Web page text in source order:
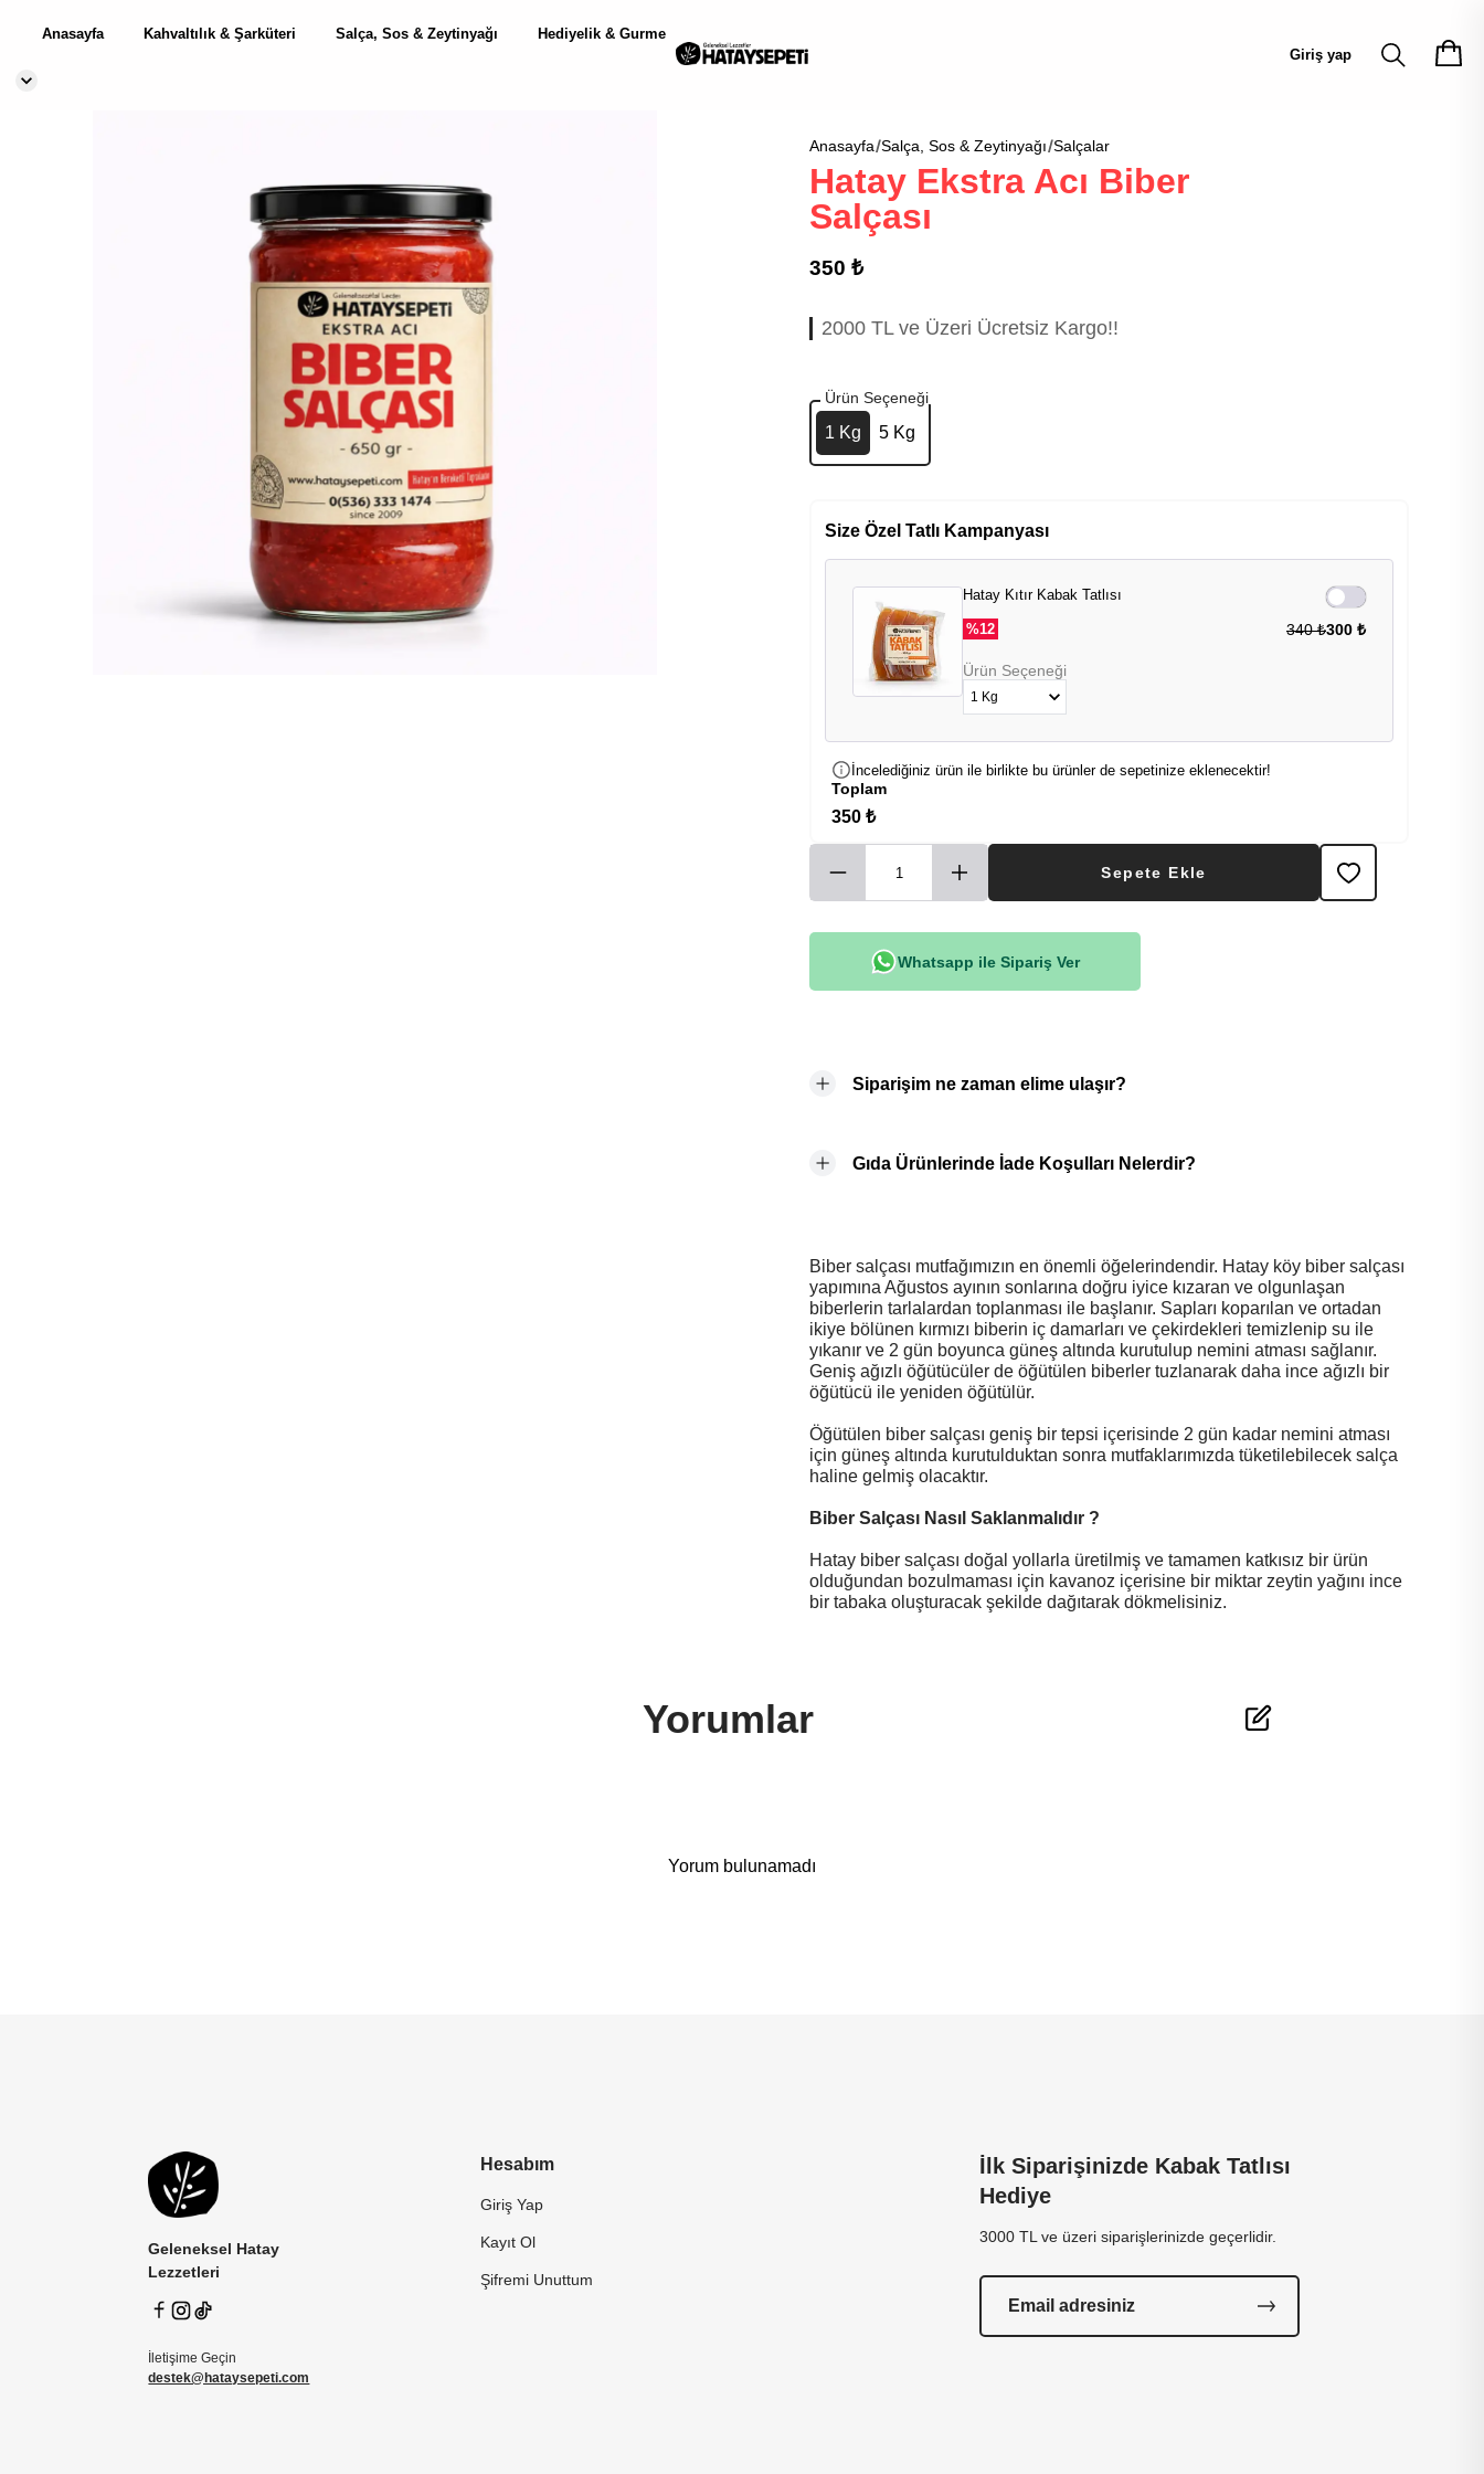
Anasayfa Kahvaltılık & Şarküteri Salça, Sos & Zeytinyağı
Hediyelik & Gurme
Giriş yap
Anasayfa Salça, Sos & Zeytinyağı Salçalar
Hatay Ekstra Acı Biber
Salçası
350 ₺
2000 TL ve Üzeri Ücretsiz Kargo!!
Ürün Seçeneği
1 Kg 5 Kg
Size Özel Tatlı Kampanyası
Hatay Kıtır Kabak Tatlısı
%12 340 ₺300 ₺
Ürün Seçeneği
İncelediğiniz ürün ile birlikte bu ürünler de sepetinize eklenecektir!
Toplam
350 ₺
Sepete Ekle
Whatsapp ile Sipariş Ver
Siparişim ne zaman elime ulaşır?
Gıda Ürünlerinde İade Koşulları Nelerdir?
Biber salçası mutfağımızın en önemli öğelerindendir. Hatay köy biber salçası
yapımına Ağustos ayının sonlarına doğru iyice kızaran ve olgunlaşan
biberlerin tarlalardan toplanması ile başlanır. Sapları koparılan ve ortadan
ikiye bölünen kırmızı biberin iç damarları ve çekirdekleri temizlenip su ile
yıkanır ve 2 gün boyunca güneş altında kurutulup nemini atması sağlanır.
Geniş ağızlı öğütücüler de öğütülen biberler tuzlanarak daha ince ağızlı bir
öğütücü ile yeniden öğütülür.
Öğütülen biber salçası geniş bir tepsi içerisinde 2 gün kadar nemini atması
için güneş altında kurutulduktan sonra mutfaklarımızda tüketilebilecek salça
haline gelmiş olacaktır.
Biber Salçası Nasıl Saklanmalıdır ?
Hatay biber salçası doğal yollarla üretilmiş ve tamamen katkısız bir ürün
olduğundan bozulmaması için kavanoz içerisine bir miktar zeytin yağını ince
bir tabaka oluşturacak şekilde dağıtarak dökmelisiniz.
Yorumlar
Yorum bulunamadı
Geleneksel Hatay
Lezzetleri
İletişime Geçin
destek@hataysepeti.com
Hesabım
Giriş Yap
Kayıt Ol
Şifremi Unuttum
İlk Siparişinizde Kabak Tatlısı
Hediye
3000 TL ve üzeri siparişlerinizde geçerlidir.